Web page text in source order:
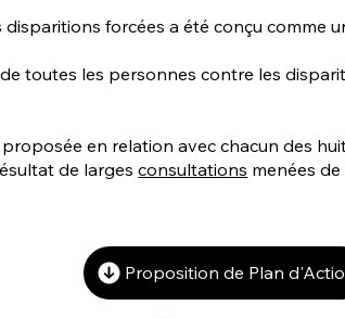
forcées a été conçu comme
toutes les personnes contre les
en relation avec chacun des
de largesconsultations menées
Proposition de Plan